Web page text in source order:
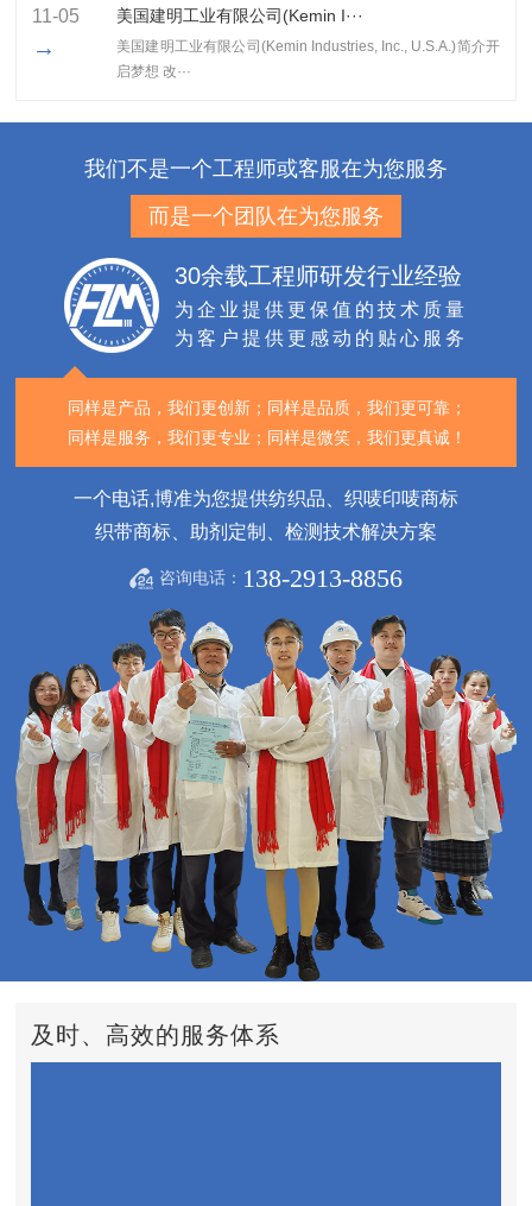
11-05
→
美国建明工业有限公司(Kemin I···
美国建明工业有限公司(Kemin Industries, Inc., U.S.A.)简介开
启梦想 改···
我们不是一个工程师或客服在为您服务
而是一个团队在为您服务
30余载工程师研发行业经验
为企业提供更保值的技术质量
为客户提供更感动的贴心服务
同样是产品，我们更创新； 同样是品质，我们更可靠；
同样是服务，我们更专业； 同样是微笑，我们更真诚！
一个电话,博准为您提供纺织品、织唛印唛商标
织带商标、助剂定制、检测技术解决方案
咨询电话： 138-2913-8856
及时、高效的服务体系